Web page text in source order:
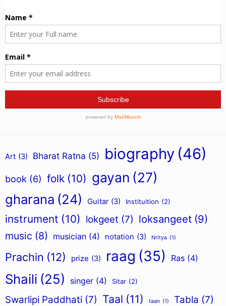
Art (3) Bharat Ratna (5) biography (46)
book (6) folk (10) gayan (27)
gharana (24) Guitar (3) Instituition (2)
instrument (10) lokgeet (7) loksangeet (9)
music (8) musician (4) notation (3) Nritya (1)
Prachin (12) prize (3) raag (35) Ras (4)
Shaili (25) singer (4) Sitar (2)
Swarlipi Paddhati (7) Taal (11) taan (1) Tabla (7)